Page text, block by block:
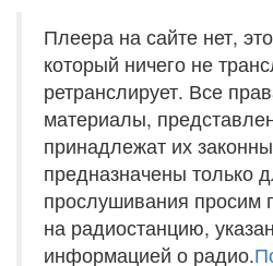
Плеера на сайте нет,
который ничего не
ретранслирует. Все
материалы,
принадлежат их
предназначены только
прослушивания просим
на радиостанцию,
информацией о радио.